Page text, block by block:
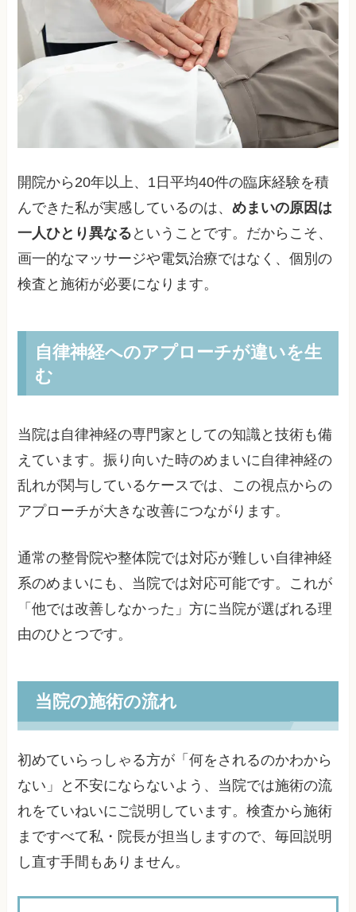
開院から20年以上、1日平均40件の臨床経験を積
んできた私が実感しているのは、めまいの原因は
一人ひとり異なる ということです。だからこそ、
画一的なマッサージや電気治療ではなく、個別の
検査と施術が必要になります。
自律神経へのアプローチが違いを生
む
当院は自律神経の専門家としての知識と技術も備
えています。振り向いた時のめまいに自律神経の
乱れが関与しているケースでは、この視点からの
アプローチが大きな改善につながります。
通常の整骨院や整体院では対応が難しい自律神経
系のめまいにも、当院では対応可能です。これが
「他では改善しなかった」方に当院が選ばれる理
由のひとつです。
当院の施術の流れ
初めていらっしゃる方が「何をされるのかわから
ない」と不安にならないよう、当院では施術の流
れをていねいにご説明しています。検査から施術
まですべて私・院長が担当しますので、毎回説明
し直す手間もありません。